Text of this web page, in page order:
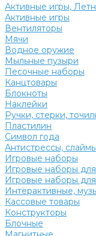
Активные игры,
Активные игры
Вентиляторы
Мячи
Водное оружие
Мыльные пузыри
Песочные наборы
Канцтовары
Блокноты
Наклейки
Ручки, стерки,
Пластилин
Символ года
Антистрессы,
Игровые наборы
Игровые наборы
Игровые наборы
Интерактивные,
Кассовые товары
Конструкторы
Блочные